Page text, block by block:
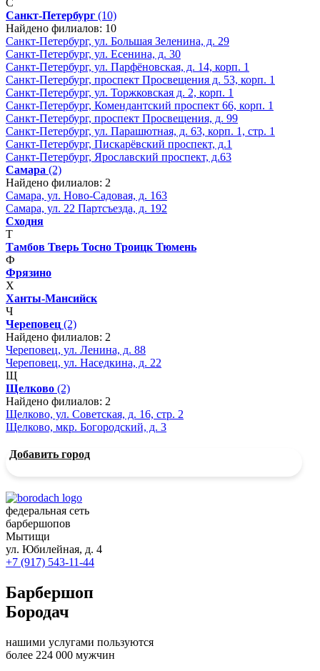
Санкт-Петербург (10)
Найдено филиалов: 10
Санкт-Петербург, ул. Большая Зеленина, д. 29
Санкт-Петербург, ул. Есенина, д. 30
Санкт-Петербург, ул. Парфёновская, д. 14, корп. 1
Санкт-Петербург, проспект Просвещения д. 53, корп. 1
Санкт-Петербург, ул. Торжковская д. 2, корп. 1
Санкт-Петербург, Комендантский проспект 66, корп. 1
Санкт-Петербург, проспект Просвещения, д. 99
Санкт-Петербург, ул. Парашютная, д. 63, корп. 1, стр. 1
Санкт-Петербург, Пискарёвский проспект, д.1
Санкт-Петербург, Ярославский проспект, д.63
Самара (2)
Найдено филиалов: 2
Самара, ул. Ново-Садовая, д. 163
Самара, ул. 22 Партсъезда, д. 192
Сходня
Т
Тамбов Тверь Тосно Троицк Тюмень
Ф
Фрязино
Х
Ханты-Мансийск
Ч
Череповец (2)
Найдено филиалов: 2
Череповец, ул. Ленина, д. 88
Череповец, ул. Наседкина, д. 22
Щ
Щелково (2)
Найдено филиалов: 2
Щелково, ул. Советская, д. 16, стр. 2
Щелково, мкр. Богородский, д. 3
Добавить город
федеральная сеть
барбершопов
Мытищи
ул. Юбилейная, д. 4
+7 (917) 543-11-44
Барбершоп
Бородач
нашими услугами пользуются
более 224 000 мужчин